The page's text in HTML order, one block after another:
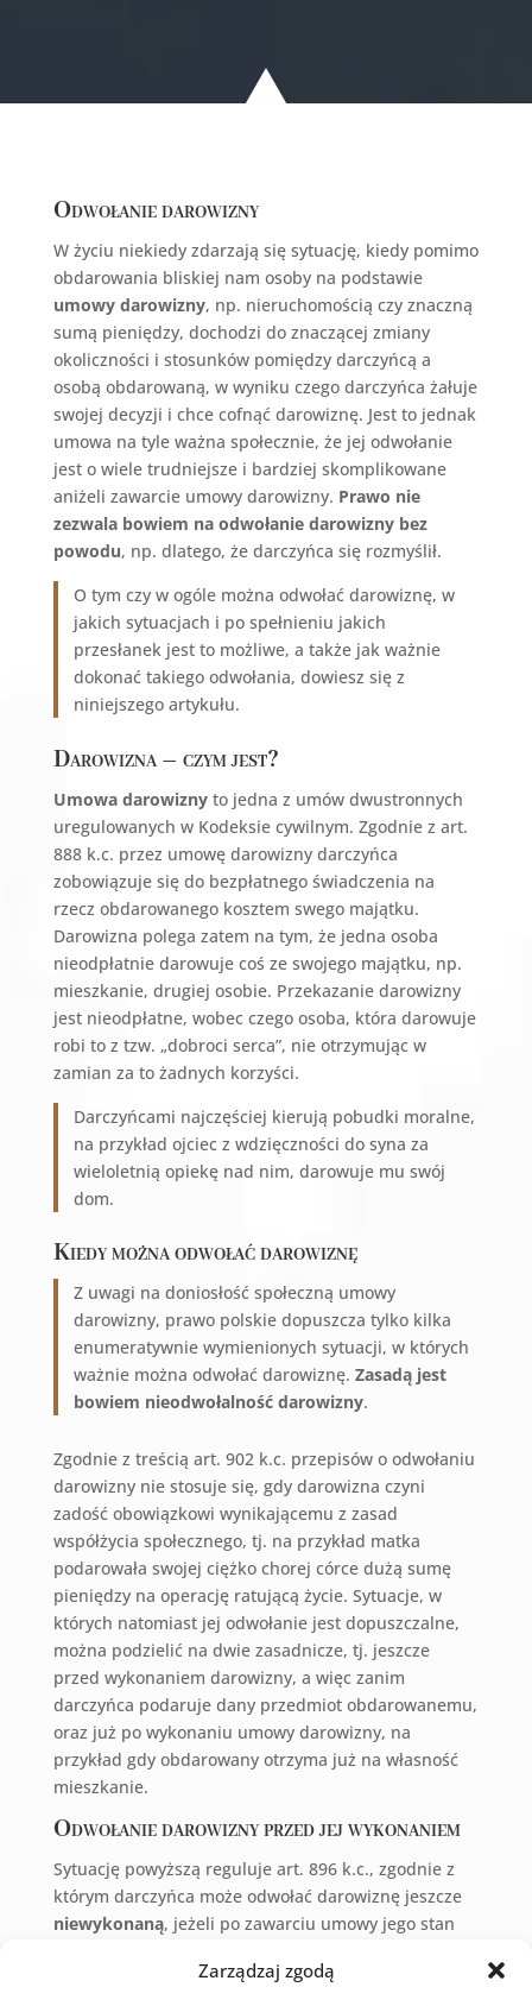
Zarządzaj zgodą
Odwołanie darowizny
W życiu niekiedy zdarzają się sytuację, kiedy pomimo
obdarowania bliskiej nam osoby na podstawie
umowy darowizny, np. nieruchomością czy znaczną
sumą pieniędzy, dochodzi do znaczącej zmiany
okoliczności i stosunków pomiędzy darczyńcą a
osobą obdarowaną, w wyniku czego darczyńca żałuje
swojej decyzji i chce cofnąć darowiznę. Jest to jednak
umowa na tyle ważna społecznie, że jej odwołanie
jest o wiele trudniejsze i bardziej skomplikowane
aniżeli zawarcie umowy darowizny. Prawo nie
zezwala bowiem na odwołanie darowizny bez
powodu, np. dlatego, że darczyńca się rozmyślił.
O tym czy w ogóle można odwołać darowiznę, w
jakich sytuacjach i po spełnieniu jakich
przesłanek jest to możliwe, a także jak ważnie
dokonać takiego odwołania, dowiesz się z
niniejszego artykułu.
Darowizna – czym jest?
Umowa darowiznyto jedna z umów dwustronnych
uregulowanych w Kodeksie cywilnym. Zgodnie z art.
888 k.c. przez umowę darowizny darczyńca
zobowiązuje się do bezpłatnego świadczenia na
rzecz obdarowanego kosztem swego majątku.
Darowizna polega zatem na tym, że jedna osoba
nieodpłatnie darowuje coś ze swojego majątku, np.
mieszkanie, drugiej osobie. Przekazanie darowizny
jest nieodpłatne, wobec czego osoba, która darowuje
robi to z tzw. „dobroci serca”, nie otrzymując w
zamian za to żadnych korzyści.
Darczyńcami najczęściej kierują pobudki moralne,
na przykład ojciec z wdzięczności do syna za
wieloletnią opiekę nad nim, darowuje mu swój
dom.
Kiedy można odwołać darowiznę
Z uwagi na doniosłość społeczną umowy
darowizny, prawo polskie dopuszcza tylko kilka
enumeratywnie wymienionych sytuacji, w których
ważnie można odwołać darowiznę.Zasadą jest
bowiem nieodwołalność darowizny.
Zgodnie z treścią art. 902 k.c. przepisów o odwołaniu
darowizny nie stosuje się, gdy darowizna czyni
zadość obowiązkowi wynikającemu z zasad
współżycia społecznego, tj. na przykład matka
podarowała swojej ciężko chorej córce dużą sumę
pieniędzy na operację ratującą życie. Sytuacje, w
których natomiast jej odwołanie jest dopuszczalne,
można podzielić na dwie zasadnicze, tj. jeszcze
przed wykonaniem darowizny, a więc zanim
darczyńca podaruje dany przedmiot obdarowanemu,
oraz już po wykonaniu umowy darowizny, na
przykład gdy obdarowany otrzyma już na własność
mieszkanie.
Odwołanie darowizny przed jej wykonaniem
Sytuację powyższą reguluje art. 896 k.c., zgodnie z
którym darczyńca może odwołać darowiznę jeszcze
niewykonaną, jeżeli po zawarciu umowy jego stan
darowizny nie może nastąpić bez uszczerbku dla